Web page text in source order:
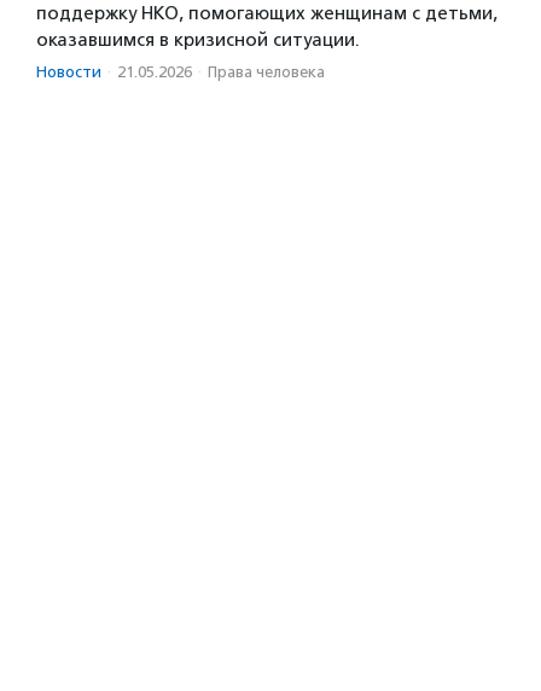
поддержку НКО, помогающих женщинам с детьми,
оказавшимся в кризисной ситуации.
Новости · 21.05.2026 · Права человека